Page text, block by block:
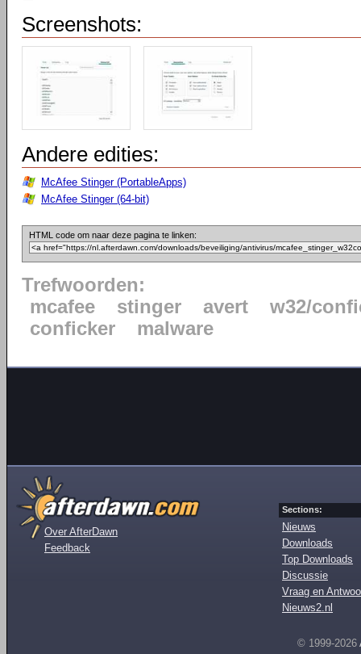
Screenshots:
Andere edities:
McAfee Stinger (PortableApps)
McAfee Stinger (64-bit)
HTML code om naar deze pagina te linken:
Trefwoorden:
mcafee
stinger avert
w32/
conficker
malware
Over AfterDawn
Feedback
Sections:
Nieuws
Downloads
Top Downloads
Discussie
Vraag en
Nieuws2.nl
© 1999-2026